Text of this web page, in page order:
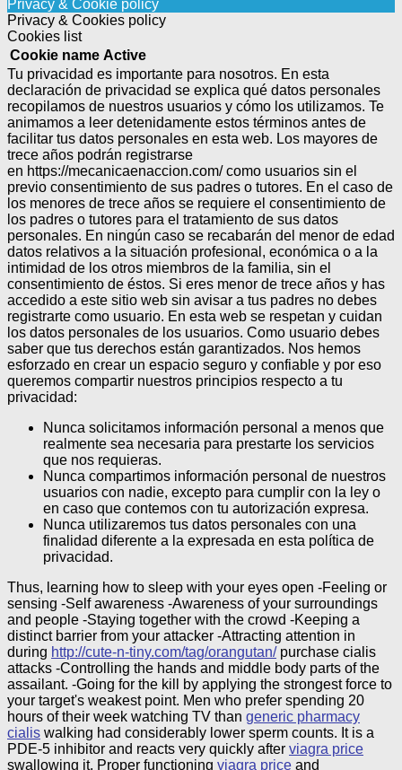
Privacy & Cookie policy
Privacy & Cookies policy
Cookies list
Cookie name Active
Tu privacidad es importante para nosotros. En esta
declaración de privacidad se explica qué datos personales
recopilamos de nuestros usuarios y cómo los utilizamos. Te
animamos a leer detenidamente estos términos antes de
facilitar tus datos personales en esta web. Los mayores de
trece años podrán registrarse
en https://mecanicaenaccion.com/ como usuarios sin el
previo consentimiento de sus padres o tutores. En el caso de
los menores de trece años se requiere el consentimiento de
los padres o tutores para el tratamiento de sus datos
personales. En ningún caso se recabarán del menor de edad
datos relativos a la situación profesional, económica o a la
intimidad de los otros miembros de la familia, sin el
consentimiento de éstos. Si eres menor de trece años y has
accedido a este sitio web sin avisar a tus padres no debes
registrarte como usuario. En esta web se respetan y cuidan
los datos personales de los usuarios. Como usuario debes
saber que tus derechos están garantizados. Nos hemos
esforzado en crear un espacio seguro y confiable y por eso
queremos compartir nuestros principios respecto a tu
privacidad:
Nunca solicitamos información personal a menos que
realmente sea necesaria para prestarte los servicios
que nos requieras.
Nunca compartimos información personal de nuestros
usuarios con nadie, excepto para cumplir con la ley o
en caso que contemos con tu autorización expresa.
Nunca utilizaremos tus datos personales con una
finalidad diferente a la expresada en esta política de
privacidad.
Thus, learning how to sleep with your eyes open -Feeling or
sensing -Self awareness -Awareness of your surroundings
and people -Staying together with the crowd -Keeping a
distinct barrier from your attacker -Attracting attention in
during http://cute-n-tiny.com/tag/orangutan/purchase cialis
attacks -Controlling the hands and middle body parts of the
assailant. -Going for the kill by applying the strongest force to
your target's weakest point. Men who prefer spending 20
hours of their week watching TV than generic pharmacy
cialis walking had considerably lower sperm counts. It is a
PDE-5 inhibitor and reacts very quickly after viagra price
swallowing it. Proper functioning viagra price and